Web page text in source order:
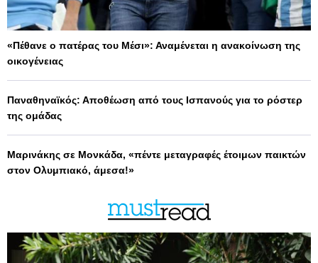
«Πέθανε ο πατέρας του Μέσι»: Αναμένεται η ανακοίνωση της
οικογένειας
Παναθηναϊκός: Αποθέωση από τους Ισπανούς για το ρόστερ
της ομάδας
Μαρινάκης σε Μονκάδα, «πέντε μεταγραφές έτοιμων παικτών
στον Ολυμπιακό, άμεσα!»